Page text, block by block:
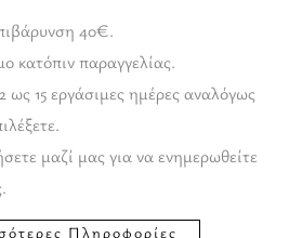
40€.
κατόπιν παραγγελίας.
15 εργάσιμες ημέρες αναλόγως
μαζί μας για να ενημερωθείτε